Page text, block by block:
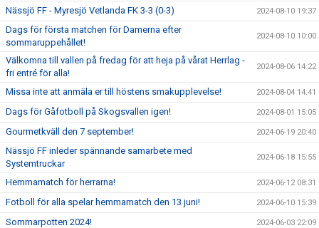
Nässjö FF - Myresjö Vetlanda FK 3-3 (0-3) 2024-08-10 19:37
Dags för första matchen för Damerna efter
sommaruppehållet!
2024-08-10 10:00
Välkomna till vallen på fredag för att heja på vårat Herrlag -
fri entré för alla!
2024-08-06 14:22
Missa inte att anmäla er till höstens smakupplevelse! 2024-08-04 14:41
Dags för Gåfotboll på Skogsvallen igen! 2024-08-01 15:05
Gourmetkväll den 7 september! 2024-06-19 20:40
Nässjö FF inleder spännande samarbete med
Systemtruckar
2024-06-18 15:55
Hemmamatch för herrarna! 2024-06-12 08:31
Fotboll för alla spelar hemmamatch den 13 juni! 2024-06-10 15:39
Sommarpotten 2024! 2024-06-03 22:09